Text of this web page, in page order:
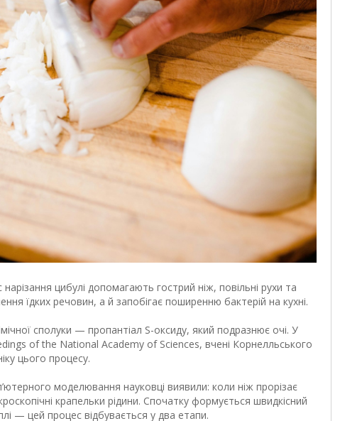
цибулі допомагають гострий ніж, повільні рухи та
їдких речовин, а й запобігає поширенню бактерій на кухні.
сполуки — пропантіал S-оксиду, який подразнює очі. У
of the National Academy of Sciences, вчені Корнелльського
цього процесу.
моделювання науковці виявили: коли ніж прорізає
крапельки рідини. Спочатку формується швидкісний
— цей процес відбувається у два етапи.